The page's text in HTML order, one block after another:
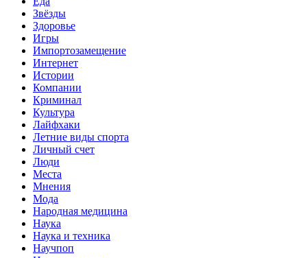
Звёзды
Здоровье
Игры
Импортозамещение
Интернет
Истории
Компании
Криминал
Культура
Лайфхаки
Летние виды спорта
Личный счет
Люди
Места
Мнения
Мода
Народная медицина
Наука
Наука и техника
Научпоп